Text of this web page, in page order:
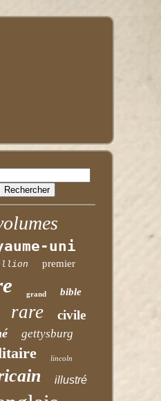
uni
premier
grand bible
rare civile
gettysburg
lincoln
illustré